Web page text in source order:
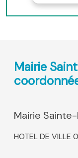
Mairie
Mairie
HOTEL DE VILLE